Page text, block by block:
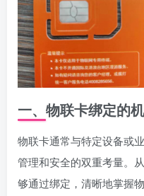
一、物联卡绑定的
物联卡通常与特定设备或
管理和安全的双重考量。
够通过绑定，清晰地掌握